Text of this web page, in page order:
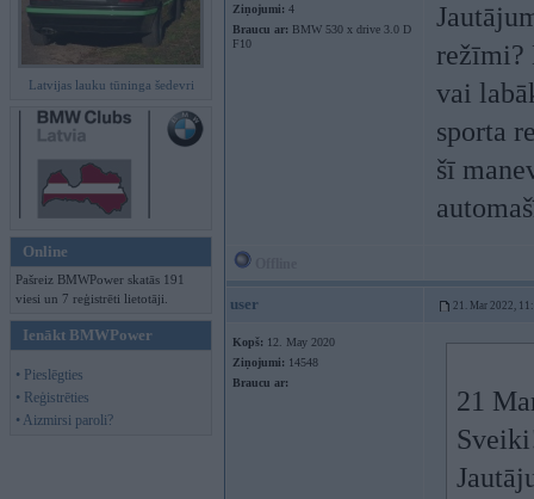
Latvijas lauku tūninga šedevri
Online
Pašreiz BMWPower skatās 191
viesi un 7 reģistrēti lietotāji.
Ienākt BMWPower
• Pieslēgties
• Reģistrēties
• Aizmirsi paroli?
Ziņojumi: 4
Braucu ar: BMW 530 x drive 3.0 D
F10
režīmi?
vai
sporta
šī
user 21. Mar 2022,
Kopš: 12. May 2020
Ziņojumi: 14548
Braucu ar:
21